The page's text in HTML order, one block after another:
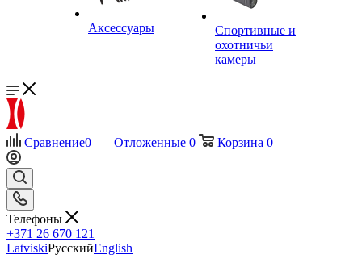
Аксессуары
Спортивные и
охотничьи
камеры
Сравнение0 Отложенные 0 Корзина 0
Телефоны
+371 26 670 121
LatviskiРусскийEnglish